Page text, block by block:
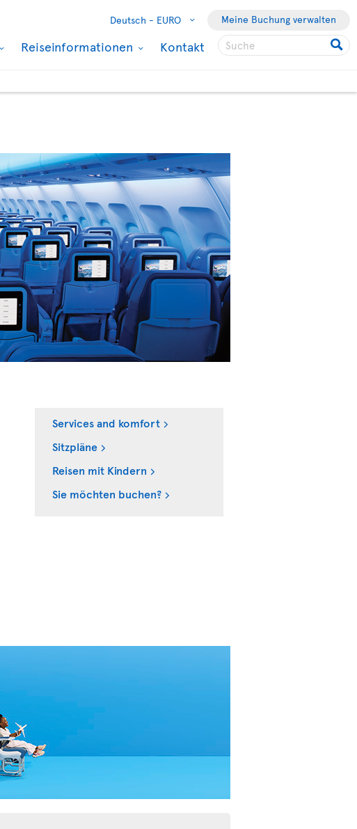
Deutsch - EURO Meine Buchung verwalten
Reiseinformationen Kontakt
Services and komfort
Sitzpläne
Reisen mit Kindern
Sie möchten buchen?